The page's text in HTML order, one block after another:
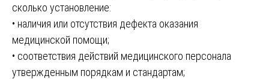
сколько установление:
• наличия или отсутствия дефекта оказания
медицинской помощи;
• соответствия действий медицинского персонала
утвержденным порядкам и стандартам;